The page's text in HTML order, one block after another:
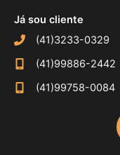
Já sou cliente
(41)3233-0329
(41)99886-2442
(41)99758-0084